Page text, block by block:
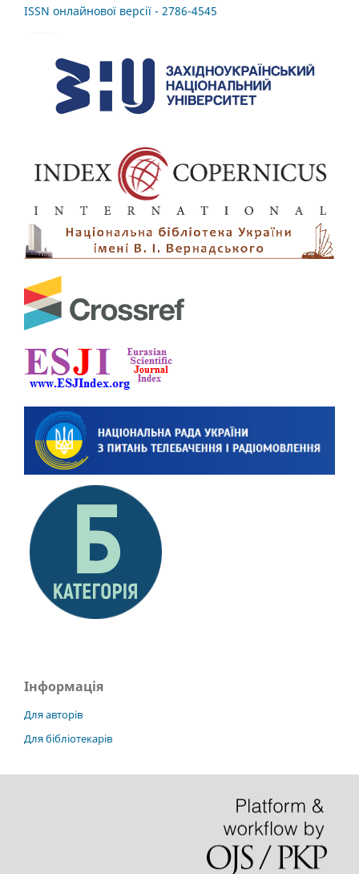
ISSN онлайнової версії - 2786-4545
Інформація
Для авторів
Для бібліотекарів